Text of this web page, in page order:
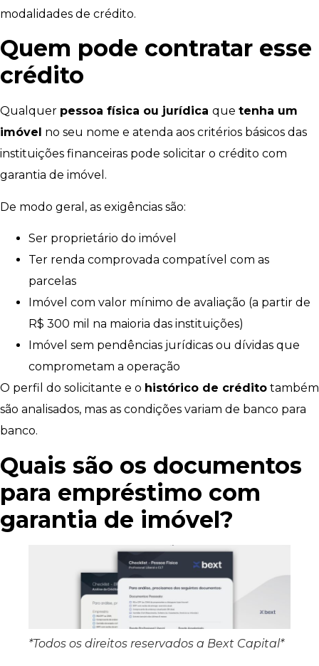
modalidades de crédito.
Quem pode contratar esse
crédito
Qualquer pessoa física ou jurídica que tenha um
imóvel no seu nome e atenda aos critérios básicos das
instituições financeiras pode solicitar o crédito com
garantia de imóvel.
De modo geral, as exigências são:
Ser proprietário do imóvel
Ter renda comprovada compatível com as
parcelas
Imóvel com valor mínimo de avaliação (a partir de
R$ 300 mil na maioria das instituições)
Imóvel sem pendências jurídicas ou dívidas que
comprometam a operação
O perfil do solicitante e o histórico de crédito também
são analisados, mas as condições variam de banco para
banco.
Quais são os documentos
para empréstimo com
garantia de imóvel?
*Todos os direitos reservados a Bext Capital*